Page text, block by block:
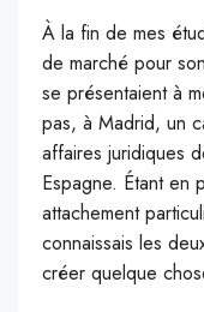
À la fin de mes
de marché pour
se présentaient à
pas, à Madrid, un
affaires juridiques
Espagne. Étant en
attachement
connaissais les
créer quelque